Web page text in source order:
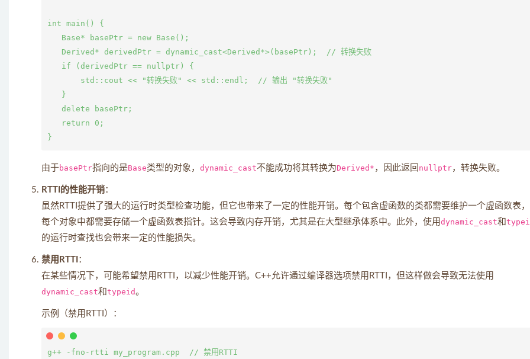
int main() {
   Base* basePtr = new Base();
   Derived* derivedPtr = dynamic_cast<Derived*>(basePtr);  // 转换失败
   if (derivedPtr == nullptr) {
       std::cout << "转换失败" << std::endl;  // 输出 "转换失败"
   }
   delete basePtr;
   return 0;
由于basePtr指向的是Base类型的对象， dynamic_cast不能成功将其转换为Derived* ，因此返回 nullptr，转换失败。
RTTI的性能开销：
虽然RTTI提供了强大的运行时类型检查功能，但它也带来了一定的性能开销。每个包含虚函数的类都需要维护一个虚函数表
每个对象中都需要存储一个虚函数表指针。这会导致内存开销，尤其是在大型继承体系中。此外，使用dynamic_cast和
的运行时查找也会带来一定的性能损失。
禁用RTTI ：
在某些情况下，可能希望禁用RTTI，以减少性能开销。C++允许通过编译器选项禁用RTTI，但这样做会导致无法使用
dynamic_cast和typeid。
示例（禁用RTTI）：